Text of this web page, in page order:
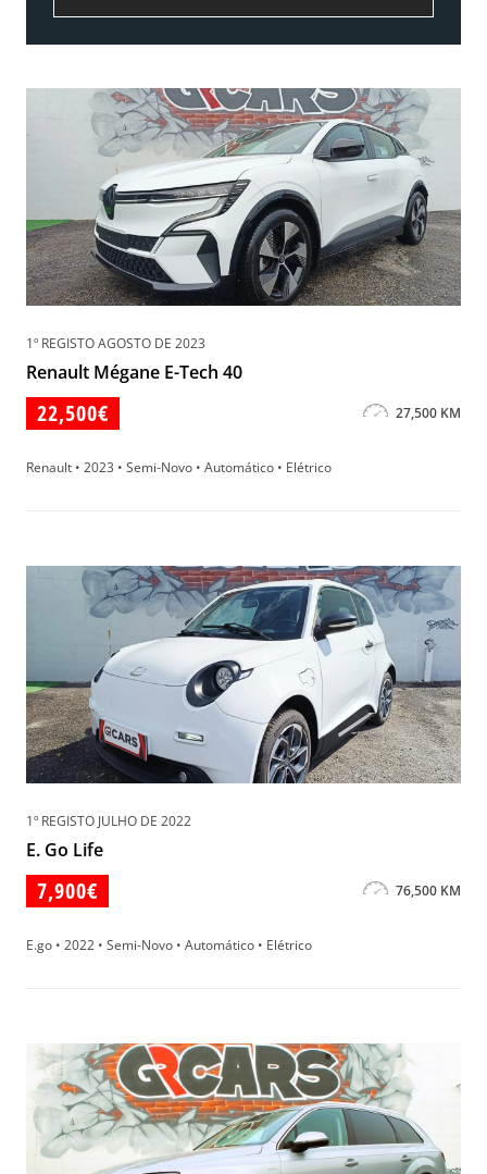
1º REGISTO AGOSTO DE 2023
Renault Mégane E-Tech 40
22,500€ 27,500 KM
Renault • 2023 • Semi-Novo • Automático • Elétrico
1º REGISTO JULHO DE 2022
E. Go Life
7,900€ 76,500 KM
E.go • 2022 • Semi-Novo • Automático • Elétrico